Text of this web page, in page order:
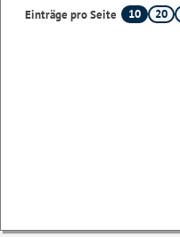
Einträge pro Seite
10 20